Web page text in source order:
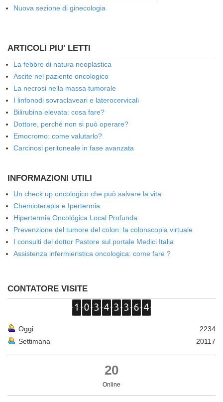
Nuova sezione di ginecologia
ARTICOLI PIU' LETTI
La febbre di natura neoplastica
Ascite nel paziente oncologico
La necrosi nella massa tumorale
I linfonodi sovraclaveari e laterocervicali
Bilirubina elevata: cosa fare?
Dottore, perché non si può operare?
Emocromo: come valutarlo?
Carcinosi peritoneale in fase avanzata
INFORMAZIONI UTILI
Un check up oncologico che può salvare la vita
Chemioterapia e Ipertermia
Hipertermia Oncológica Local Profunda
Prevenzione del tumore del colon: la colonscopia virtuale
I consulti del dottor Pastore sul portale Medici Italia
Assistenza infermieristica oncologica: come fare ?
CONTATORE VISITE
Oggi
2234
Settimana
20117
20
Online